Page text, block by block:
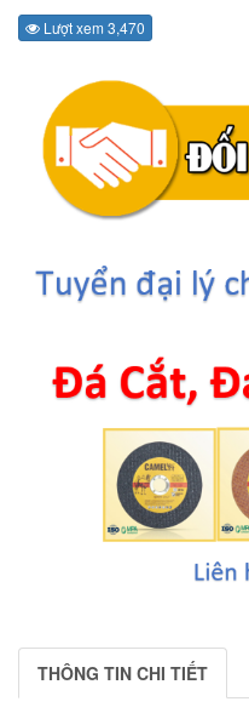
Lượt xem 3,470
THÔNG TIN CHI TIẾT